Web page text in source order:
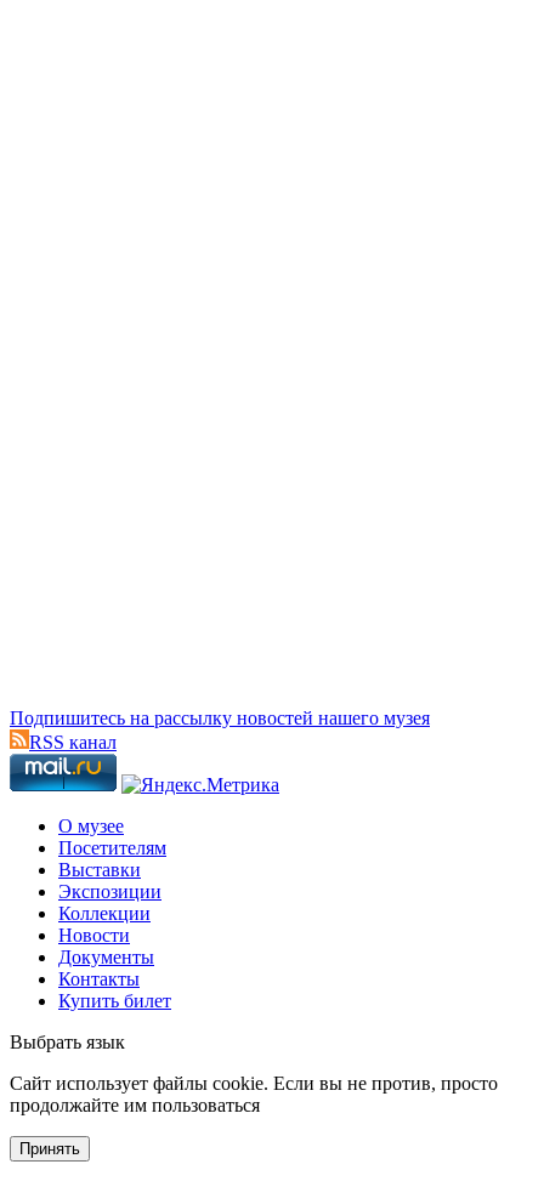
Подпишитесь на рассылку новостей нашего музея
RSS канал
О музее
Посетителям
Выставки
Экспозиции
Коллекции
Новости
Документы
Контакты
Купить билет
Выбрать язык
Cайт использует файлы cookie. Если вы не против, просто
продолжайте им пользоваться
Принять